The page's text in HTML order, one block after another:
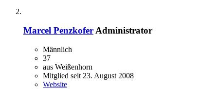
Marcel Penzkofer Administrator
Männlich
37
aus Weißenhorn
Mitglied seit 23. August 2008
Website